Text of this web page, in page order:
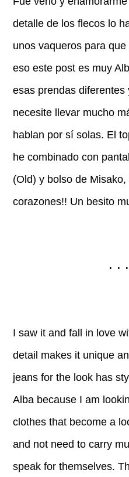
detalle de los flecos lo
unos vaqueros para
eso este post es muy
esas prendas
necesite llevar mucho
hablan por sí solas. El
he combinado con
(Old) y bolso de
corazones!! Un besito
. .
I saw it and fall in love
detail makes it unique
jeans for the look has
Alba because I am
clothes that become a
and not need to carry
speak for themselves.